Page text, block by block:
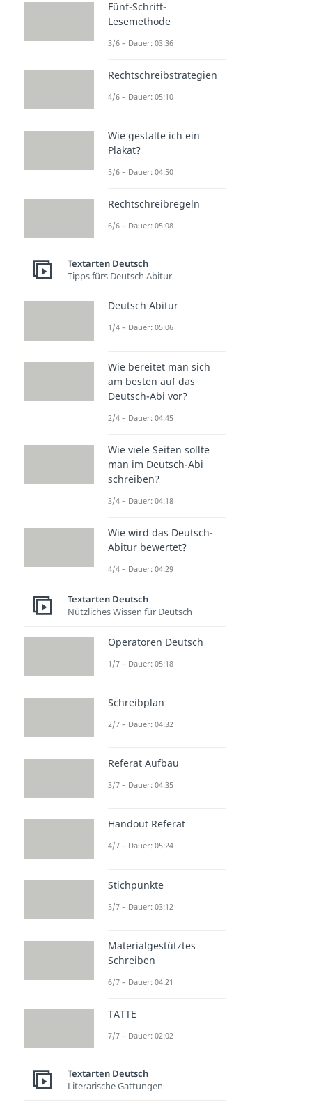
Fünf-Schritt-
Lesemethode
3/6 – Dauer: 03:36
Rechtschreibstrategien
4/6 – Dauer: 05:10
Wie gestalte ich ein
Plakat?
5/6 – Dauer: 04:50
Rechtschreibregeln
6/6 – Dauer: 05:08
Textarten Deutsch
Tipps fürs Deutsch Abitur
Deutsch Abitur
1/4 – Dauer: 05:06
Wie bereitet man sich
am besten auf das
Deutsch-Abi vor?
2/4 – Dauer: 04:45
Wie viele Seiten sollte
man im Deutsch-Abi
schreiben?
3/4 – Dauer: 04:18
Wie wird das Deutsch-
Abitur bewertet?
4/4 – Dauer: 04:29
Textarten Deutsch
Nützliches Wissen für Deutsch
Operatoren Deutsch
1/7 – Dauer: 05:18
Schreibplan
2/7 – Dauer: 04:32
Referat Aufbau
3/7 – Dauer: 04:35
Handout Referat
4/7 – Dauer: 05:24
Stichpunkte
5/7 – Dauer: 03:12
Materialgestütztes
Schreiben
6/7 – Dauer: 04:21
TATTE
7/7 – Dauer: 02:02
Textarten Deutsch
Literarische Gattungen